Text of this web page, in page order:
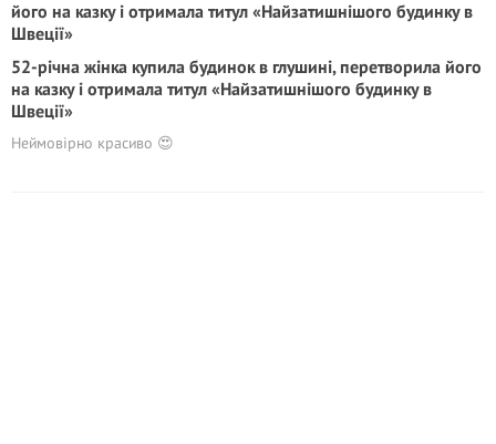
52-річна жінка купила будинок в глушині, перетворила його
на казку і отримала титул «Найзатишнішого будинку в
Швеції»
Неймовірно красиво 😍